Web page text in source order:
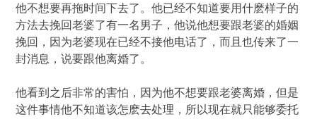
他不想要再拖时间下去了。他已经不知道要用什麽样子的
方法去挽回老婆了有一名男子，他说他想要跟老婆的婚姻
挽回，因为老婆现在已经不接他电话了，而且也传来了一
封消息，说要跟他离婚了。
他看到之后非常的害怕，因为他不想要跟老婆离婚，但是
这件事情他不知道该怎麽去处理，所以现在就只能够委托